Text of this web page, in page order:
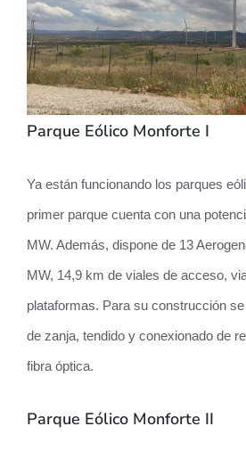
Parque Eólico Monforte I
Ya están funcionando los parques
primer parque cuenta con una
MW. Además, dispone de 13
MW, 14,9 km de viales de acceso,
plataformas. Para su construcción
de zanja, tendido y conexionado de
fibra óptica.
Parque Eólico Monforte II